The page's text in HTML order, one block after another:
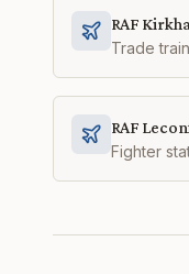
RAF
Trade
RAF
Fighter